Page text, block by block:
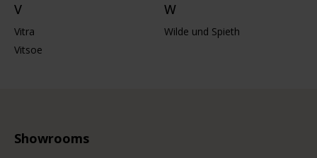
V
Vitra
Vitsoe
W
Wilde und Spieth
Showrooms